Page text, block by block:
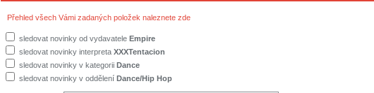
Přehled všech Vámi zadaných položek naleznete zde
sledovat novinky od vydavatele Empire
sledovat novinky interpreta XXXTentacion
sledovat novinky v kategorii Dance
sledovat novinky v oddělení Dance/Hip Hop